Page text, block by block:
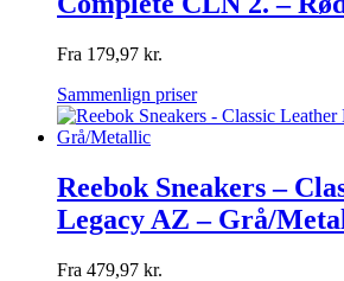
Fra 179,97 kr.
Sammenlign priser
Reebok Sneakers –
Legacy AZ – Grå/
Fra 479,97 kr.